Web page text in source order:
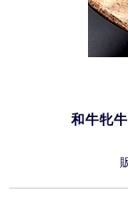
和牛牝